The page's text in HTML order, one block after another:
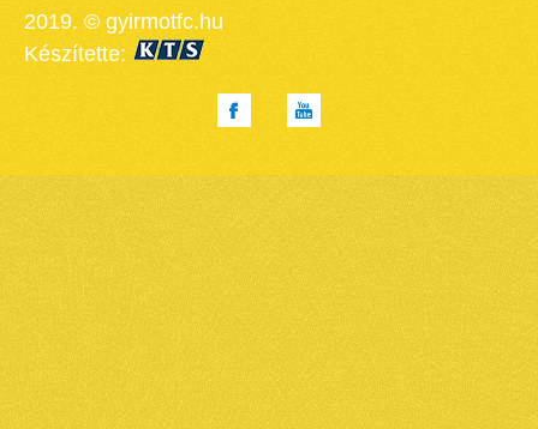
2019. © gyirmotfc.hu
Készítette: